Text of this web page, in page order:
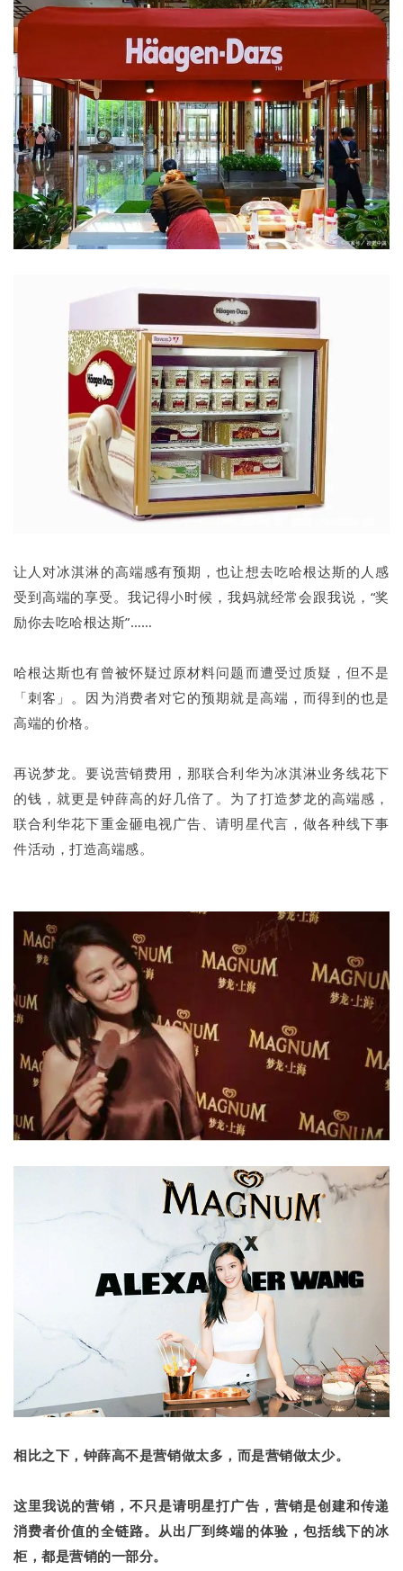
让人对冰淇淋的高端感有预期，也让想去吃哈根达斯的人感
受到高端的享受。我记得小时候，我妈就经常会跟我说，“奖
励你去吃哈根达斯”……
哈根达斯也有曾被怀疑过原材料问题而遭受过质疑，但不是
「刺客」。因为消费者对它的预期就是高端，而得到的也是
高端的价格。
再说梦龙。要说营销费用，那联合利华为冰淇淋业务线花下
的钱，就更是钟薛高的好几倍了。为了打造梦龙的高端感，
联合利华花下重金砸电视广告、请明星代言，做各种线下事
件活动，打造高端感。
相比之下，钟薛高不是营销做太多，而是营销做太少。
这里我说的营销，不只是请明星打广告，营销是创建和传递
消费者价值的全链路。从出厂到终端的体验，包括线下的冰
柜，都是营销的一部分。